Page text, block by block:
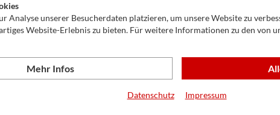
Textmarker
Faber
Analyse unserer Besucherdaten platzieren, um unsere Website zu
Website-Erlebnis zu bieten. Für weitere Informationen zu den von
Mehr Infos
Datenschutz Impressum